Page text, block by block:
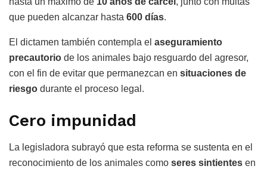
que pueden alcanzar hasta 600 días.
El dictamen también contempla el aseguramiento
precautorio de los animales bajo resguardo del agresor,
con el fin de evitar que permanezcan en situaciones de
riesgo durante el proceso legal.
Cero impunidad
La legisladora subrayó que esta reforma se sustenta en el
reconocimiento de los animales como seres sintientes en